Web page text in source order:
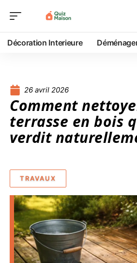
Décoration Interieure
26 avril 2026
Comment
terrasse en bois
verdit
TRAVAUX